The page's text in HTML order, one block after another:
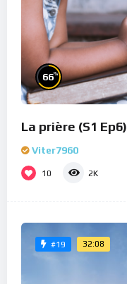
66%
La prière (S1 Ep6)
Viter7960
10 2K
#19 32:08